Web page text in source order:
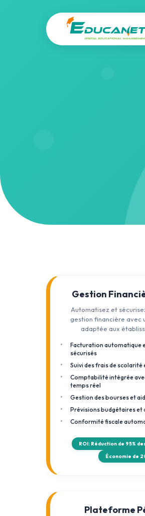
Gestion
Automatisez et
gestion financière avec
adaptée aux
Facturation automatique
sécurisés
Suivi des frais de
Comptabilité intégrée
temps réel
Gestion des bourses et
Prévisions budgétaires et
Conformité fiscale
ROI: Réduction de 95%
Économie de
Plateforme